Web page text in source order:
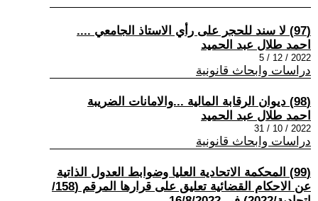
(97) لا سند للحجر على رأي الاستاذ الجامعي ....
احمد طلال عبد الحميد
2022 / 12 / 5
دراسات وابحاث قانونية
(98) ديوان الرقابة المالية ...والامانات الضريبة
احمد طلال عبد الحميد
2022 / 10 / 31
دراسات وابحاث قانونية
(99) المحكمة الاتحادية العليا وضوابط العدول الذاتية
عن الاحكام القضائية تعليق على قرارها المرقم (158/